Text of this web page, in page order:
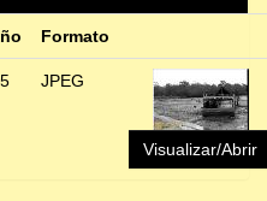
Formato
JPEG
Visualizar/Abrir